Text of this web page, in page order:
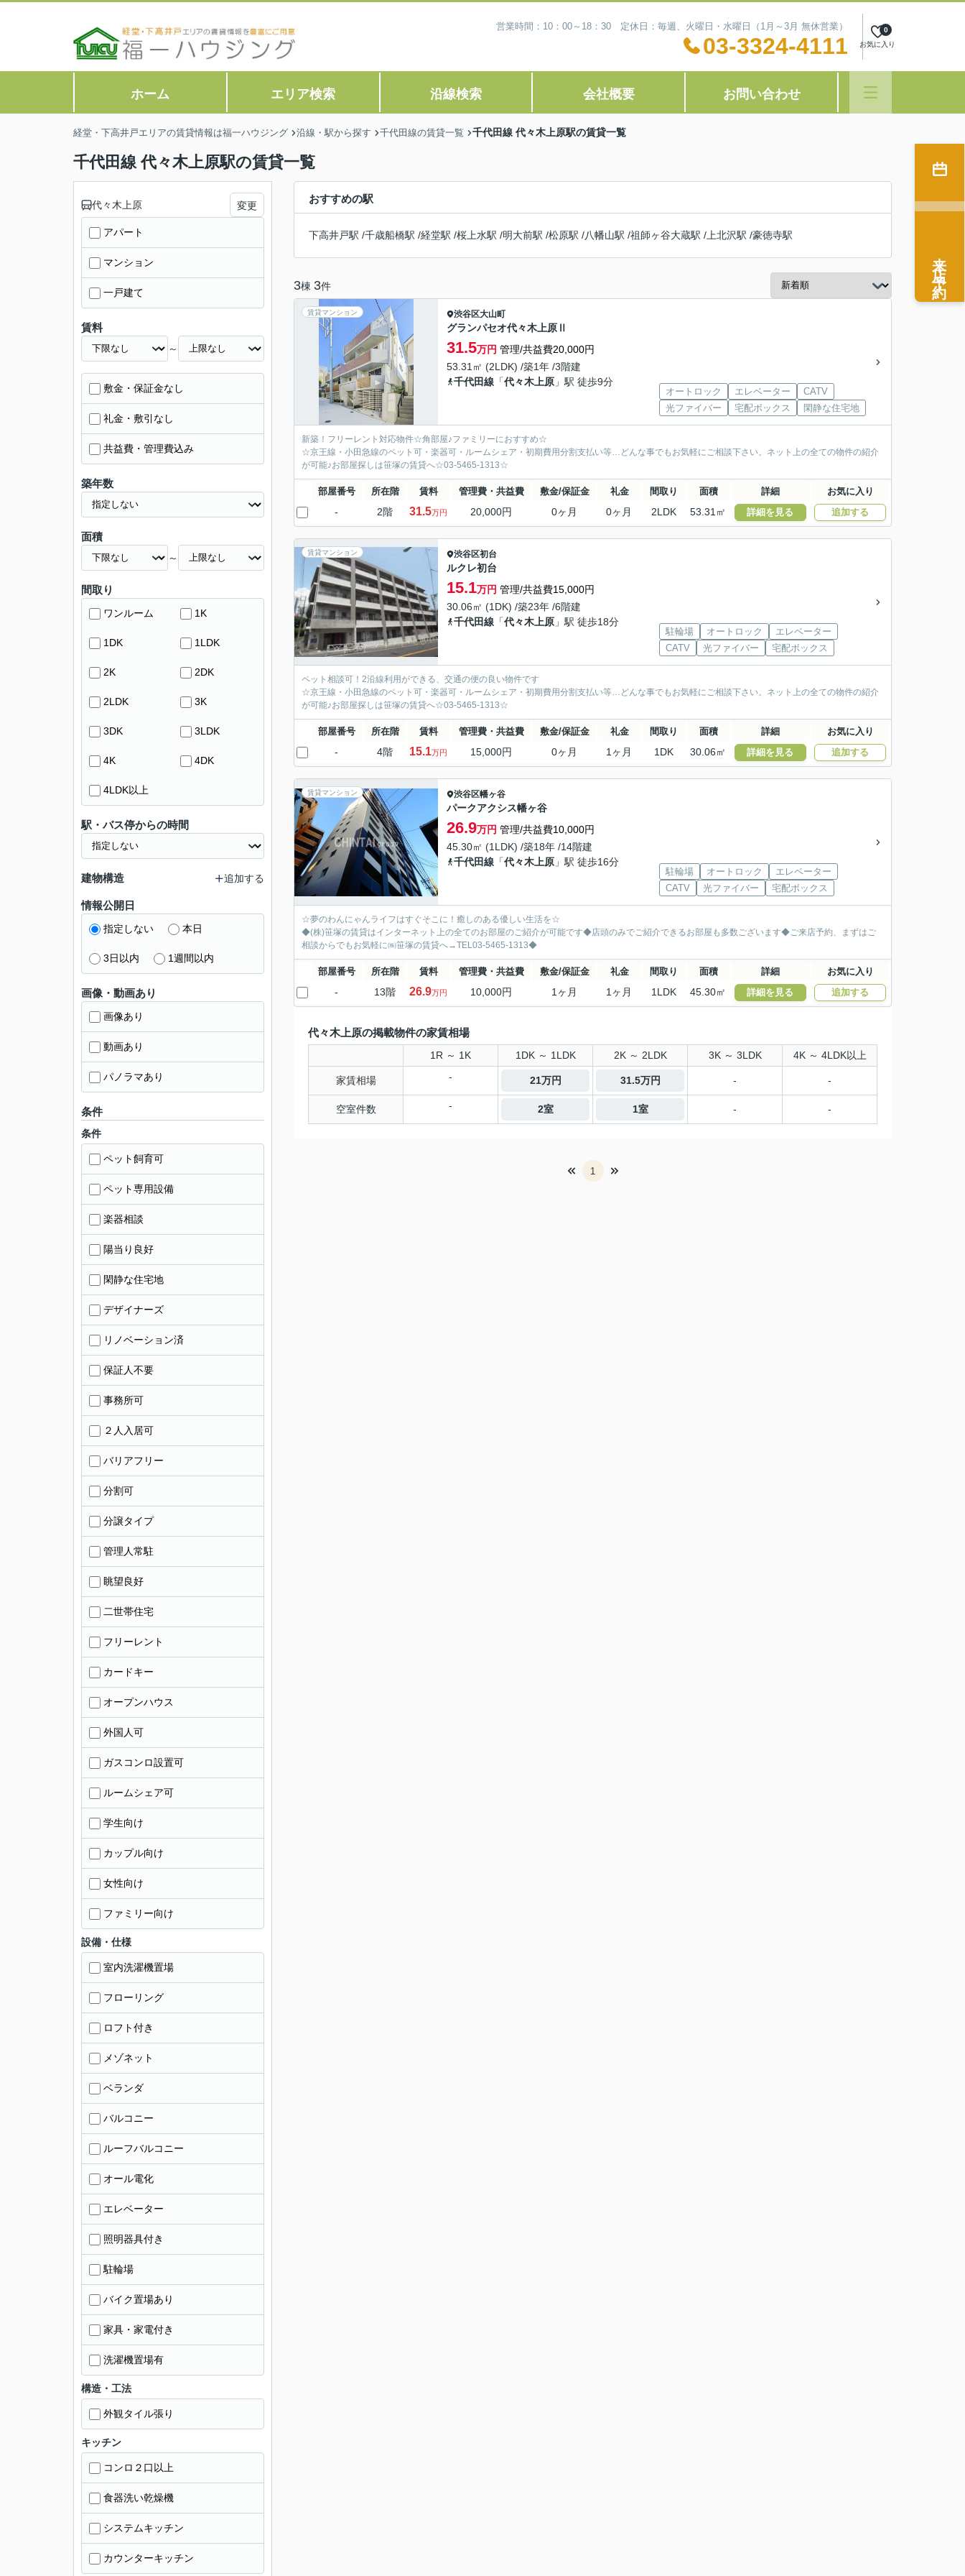
営業時間：10：00～18：30 定休日：毎週、火曜日・水曜日（1月～3月 無休営業）
03-3324-4111 お気に入り
0
ホーム エリア検索 沿線検索 会社概要 お問い合わせ
経堂・下高井戸エリアの賃貸情報は福一ハウジング 沿線・駅から探す 千代田線の賃貸一覧 千代田線 代々木上原駅の賃貸一覧
千代田線 代々木上原駅の賃貸一覧
おすすめの駅
下高井戸駅 /千歳船橋駅 /経堂駅 /桜上水駅 /明大前駅 /松原駅 /八幡山駅 /祖師ヶ谷大蔵駅 / 上北沢駅 /豪徳寺駅
3棟 3件
賃貸マンション 渋谷区大山町
グランパセオ代々木上原Ⅱ
31.5万円 管理/共益費20,000円
53.31㎡ (2LDK) /築1年 /3階建
千代田線 「代々木上原 」駅 徒歩9分
オートロック エレベーター
CATV
光ファイバー
宅配ボックス 閑静な住宅地
新築！フリーレント対応物件☆角部屋♪ファミリーにおすすめ☆
☆京王線・小田急線のペット可・楽器可・ルームシェア・初期費用分割支払い等…どんな事でもお気軽にご相談下さい。ネット上の全ての物件の紹介
が可能♪お部屋探しは笹塚の賃貸へ☆03-5465-1313☆
部屋番号 所在階 賃料 管理費・共益費 敷金/保証金 礼金 間取り 面積 詳細 お気に入り
- 2階 31.5万円 20,000円 0ヶ月 0ヶ月 2LDK 53.31㎡ 詳細を見る 追加する
賃貸マンション 渋谷区初台
ルクレ初台
15.1万円 管理/共益費15,000円
30.06㎡ (1DK) /築23年 /6階建
千代田線 「代々木上原 」駅 徒歩18分
駐輪場 オートロック
エレベーター
CATV
光ファイバー 宅配ボックス
ペット相談可！2沿線利用ができる、交通の便の良い物件です
☆京王線・小田急線のペット可・楽器可・ルームシェア・初期費用分割支払い等…どんな事でもお気軽にご相談下さい。ネット上の全ての物件の紹介
が可能♪お部屋探しは笹塚の賃貸へ☆03-5465-1313☆
部屋番号 所在階 賃料 管理費・共益費 敷金/保証金 礼金 間取り 面積 詳細 お気に入り
- 4階 15.1万円 15,000円 0ヶ月 1ヶ月 1DK 30.06㎡ 詳細を見る 追加する
賃貸マンション 渋谷区幡ヶ谷
パークアクシス幡ヶ谷
26.9万円 管理/共益費10,000円
45.30㎡ (1LDK) /築18年 /14階建
千代田線 「代々木上原 」駅 徒歩16分
駐輪場 オートロック
エレベーター
CATV
光ファイバー 宅配ボックス
☆夢のわんにゃんライフはすぐそこに！癒しのある優しい生活を☆
◆(株)笹塚の賃貸はインターネット上の全てのお部屋のご紹介が可能です◆店頭のみでご紹介できるお部屋も多数ございます◆ご来店予約、まずはご
相談からでもお気軽に㈱笹塚の賃貸へ→TEL03-5465-1313◆
部屋番号 所在階 賃料 管理費・共益費 敷金/保証金 礼金 間取り 面積 詳細 お気に入り
- 13階 26.9万円 10,000円 1ヶ月 1ヶ月 1LDK 45.30㎡ 詳細を見る 追加する
代々木上原の掲載物件の家賃相場
1R ～ 1K 1DK ～ 1LDK 2K ～ 2LDK 3K ～ 3LDK 4K ～ 4LDK以上
家賃相場 - 21万円 31.5万円 - -
空室件数 - 2室 1室 - -
1
代々木上原 変更
アパート
マンション
一戸建て
賃料
～
敷金・保証金なし
礼金・敷引なし
共益費・管理費込み
築年数
面積
～
間取り
ワンルーム 1K
1DK 1LDK
2K 2DK
2LDK 3K
3DK 3LDK
4K 4DK
4LDK以上
駅・バス停からの時間
建物構造 追加する
情報公開日
指定しない 本日
3日以内 1週間以内
画像・動画あり
画像あり
動画あり
パノラマあり
条件
条件
ペット飼育可
ペット専用設備
楽器相談
陽当り良好
閑静な住宅地
デザイナーズ
リノベーション済
保証人不要
事務所可
２人入居可
バリアフリー
分割可
分譲タイプ
管理人常駐
眺望良好
二世帯住宅
フリーレント
カードキー
オープンハウス
外国人可
ガスコンロ設置可
ルームシェア可
学生向け
カップル向け
女性向け
ファミリー向け
設備・仕様
室内洗濯機置場
フローリング
ロフト付き
メゾネット
ベランダ
バルコニー
ルーフバルコニー
オール電化
エレベーター
照明器具付き
駐輪場
バイク置場あり
家具・家電付き
洗濯機置場有
構造・工法
外観タイル張り
キッチン
コンロ２口以上
食器洗い乾燥機
システムキッチン
カウンターキッチン
来店予約